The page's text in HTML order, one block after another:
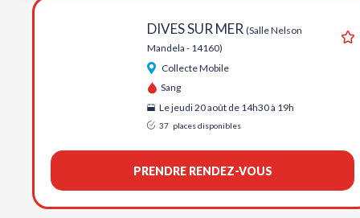
DIVES SUR MER (Salle Nelson
Mandela - 14160)
Collecte Mobile
Sang
Le jeudi 20 août de 14h30 à 19h
37 places disponibles
PRENDRE RENDEZ-VOUS